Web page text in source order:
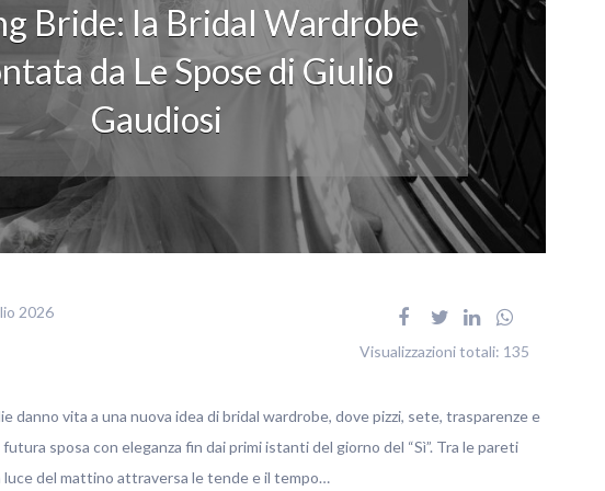
Bride: la Bridal Wardrobe
da Le Spose di Giulio
Gaudiosi
2026
Visualizzazioni totali: 135
danno vita a una nuova idea di bridal wardrobe, dove pizzi, sete, trasparenze e
sposa con eleganza fin dai primi istanti del giorno del “Sì”. Tra le pareti
luce del mattino attraversa le tende e il tempo…